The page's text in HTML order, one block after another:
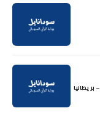
بريطانيا